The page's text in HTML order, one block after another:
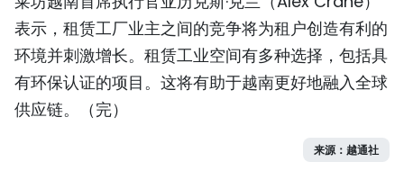
表示，租赁工厂业主之间的竞争将为租户创造有利的
环境并刺激增长。租赁工业空间有多种选择，包括具
有环保认证的项目。这将有助于越南更好地融入全球
供应链。（完）
来源：越通社